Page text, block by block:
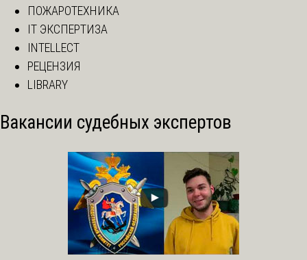
ПОЖАРОТЕХНИКА
IT ЭКСПЕРТИЗА
INTELLECT
РЕЦЕНЗИЯ
LIBRARY
Вакансии судебных экспертов